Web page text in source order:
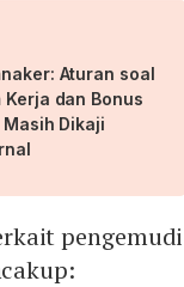
Aturan soal
Kerja dan Bonus
Masih Dikaji
pengemudi